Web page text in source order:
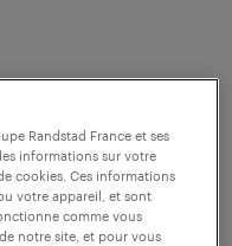
Randstad France et ses
informations sur votre
cookies. Ces informations
votre appareil, et sont
comme vous
notre site, et pour vous